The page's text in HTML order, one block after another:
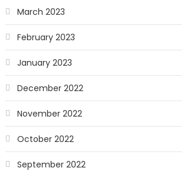
March 2023
February 2023
January 2023
December 2022
November 2022
October 2022
September 2022